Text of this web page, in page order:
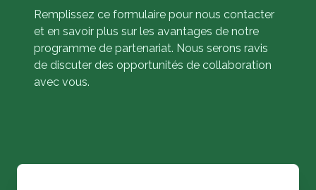
Remplissez ce formulaire pour nous contacter
et en savoir plus sur les avantages de notre
programme de partenariat. Nous serons ravis
de discuter des opportunités de collaboration
avec vous.